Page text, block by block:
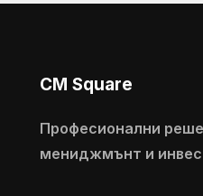
CM Square
Професионални
мениджмънт и